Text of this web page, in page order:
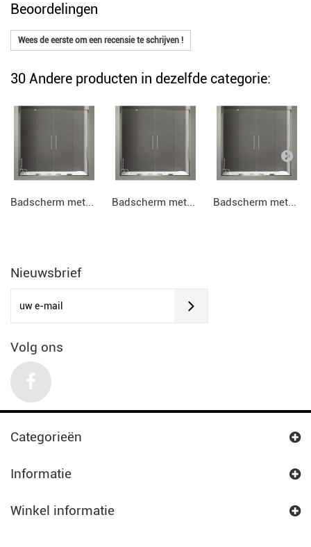
Beoordelingen
Wees de eerste om een recensie te schrijven !
30 Andere producten in dezelfde categorie:
Badscherm met... Badscherm met... Badscherm met...
Nieuwsbrief
Volg ons
Categorieën
Informatie
Winkel informatie